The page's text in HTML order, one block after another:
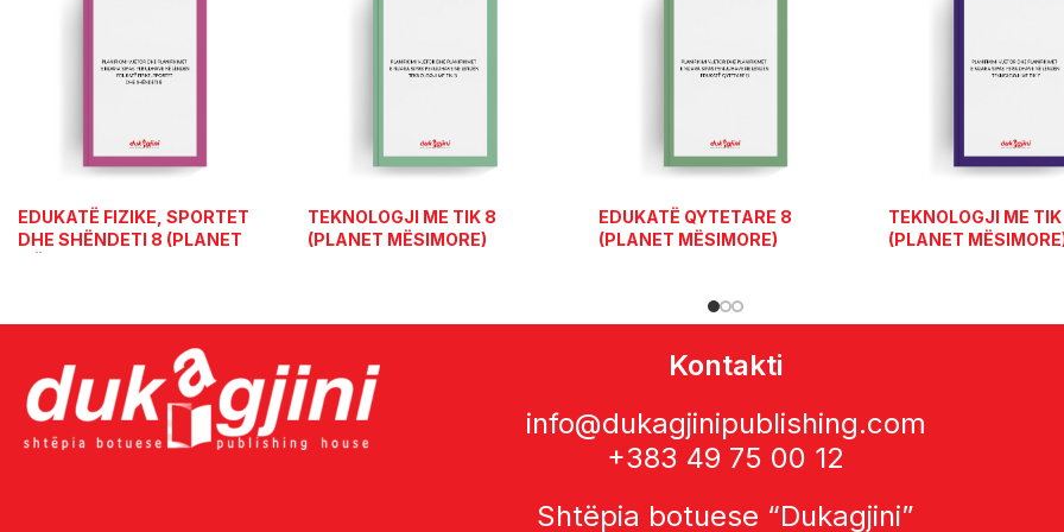
EDUKATË FIZIKE, SPORTET
DHE SHËNDETI 8 (PLANET
TEKNOLOGJI ME TIK 8
(PLANET MËSIMORE)
EDUKATË QYTETARE 8
(PLANET MËSIMORE)
TEKNOLOGJI ME TIK
(PLANET
Kontakti
info@dukagjinipublishing.com
+383 49 75 00 12
Shtëpia botuese “Dukagjini”